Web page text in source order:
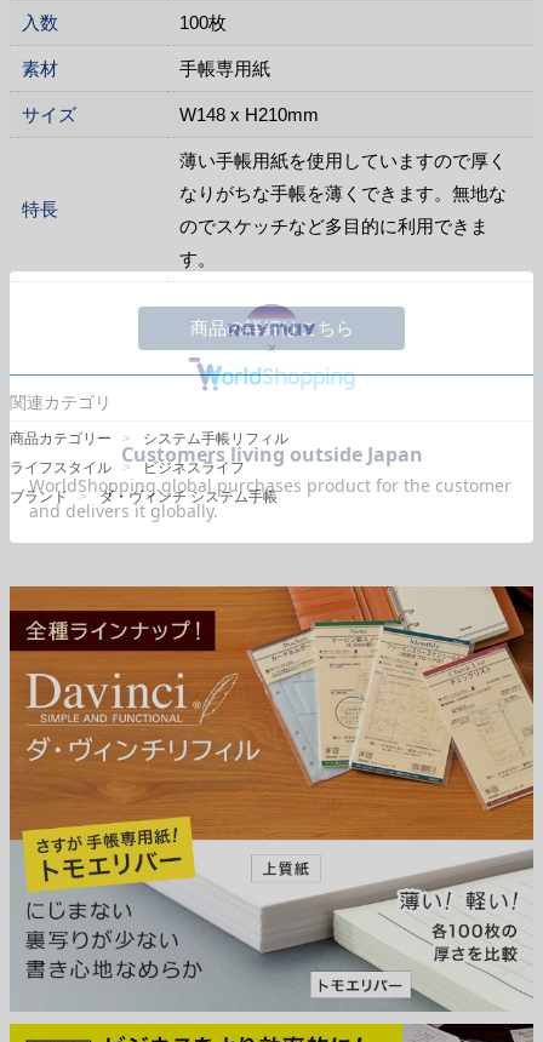
入数 100枚
素材 手帳専用紙
サイズ W148 x H210mm
特長
薄い手帳用紙を使用していますので厚く
なりがちな手帳を薄くできます。無地な
のでスケッチなど多目的に利用できま
す。
商品の詳細はこちら
関連カテゴリ
商品カテゴリー
システム手帳リフィル
ライフスタイル
ビジネスライフ
ブランド
ダ・ヴィンチ システム手帳